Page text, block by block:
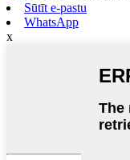
Sūtīt e-pastu
WhatsApp
x